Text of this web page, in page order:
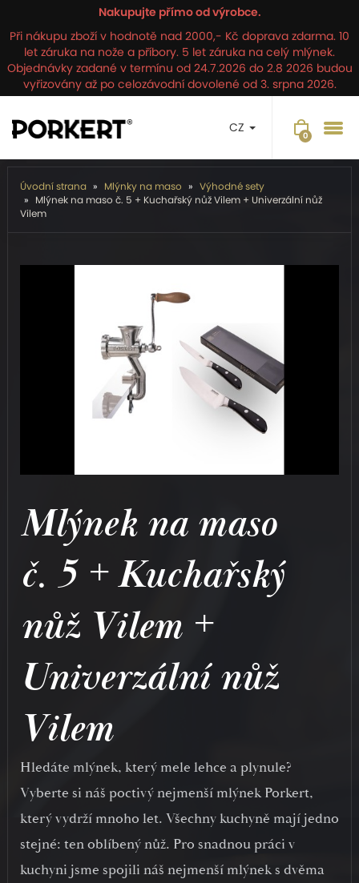
Nakupujte přímo od výrobce.
Při nákupu zboží v hodnotě nad 2000,- Kč doprava zdarma. 10
let záruka na nože a příbory. 5 let záruka na celý mlýnek.
Objednávky zadané v termínu od 24.7.2026 do 2.8 2026 budou
vyřizovány až po celozávodní dovolené od 3. srpna 2026.
CZ
Úvodní strana Mlýnky na maso
Výhodné sety
Mlýnek na maso č. 5 + Kuchařský nůž Vilem + Univerzální nůž
Vilem
Mlýnek na maso
č. 5 + Kuchařský
nůž Vilem +
Univerzální nůž
Vilem
Hledáte mlýnek, který mele lehce a plynule?
Vyberte si náš poctivý nejmenší mlýnek Porkert,
který vydrží mnoho let. Všechny kuchyně mají jedno
stejné: ten oblíbený nůž. Pro snadnou práci v
kuchyni jsme spojili náš nejmenší mlýnek s dvěma